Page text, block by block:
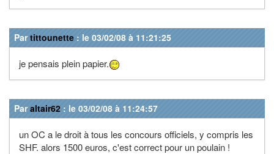
Partittounette : le 03/02/08 à 11:21:25
je pensais plein papier.
Paraltair62 : le 03/02/08 à 11:24:57
un OC a le droit à tous les concours officiels, y compris les
SHF. alors 1500 euros, c'est correct pour un poulain !